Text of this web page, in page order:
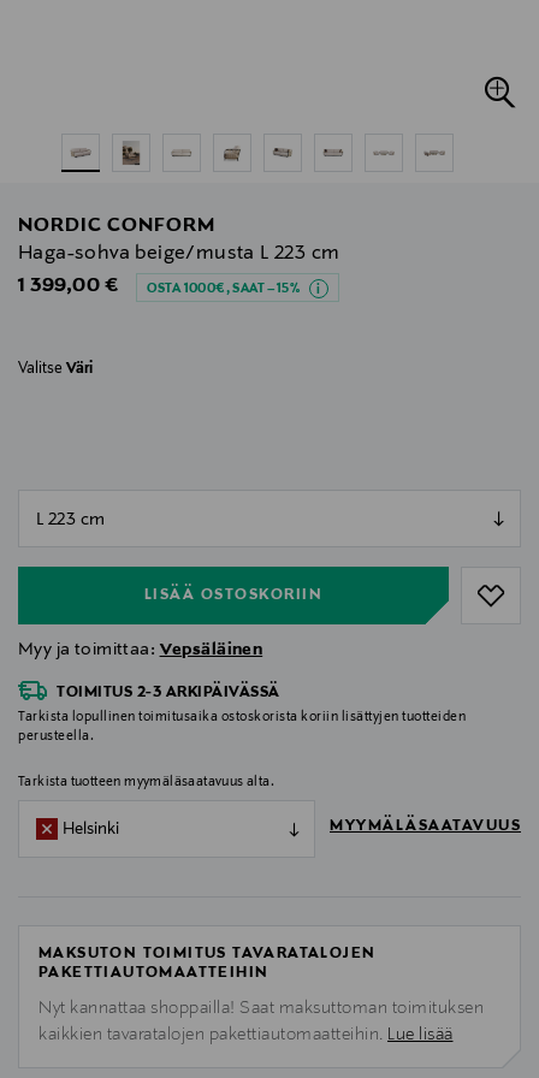
NORDIC CONFORM
Haga-sohva beige/musta L 223 cm
Original Price
1 399,00 € OSTA 1000€, SAAT –15%
Valitse Väri
LISÄÄ OSTOSKORIIN
Myy ja toimittaa: Vepsäläinen
TOIMITUS 2-3 ARKIPÄIVÄSSÄ
Tarkista lopullinen toimitusaika ostoskorista koriin lisättyjen tuotteiden
perusteella.
Tarkista tuotteen myymäläsaatavuus alta.
Helsinki MYYMÄLÄSAATAVUUS
MAKSUTON TOIMITUS TAVARATALOJEN
PAKETTIAUTOMAATTEIHIN
Nyt kannattaa shoppailla! Saat maksuttoman toimituksen
kaikkien tavaratalojen pakettiautomaatteihin. Lue lisää